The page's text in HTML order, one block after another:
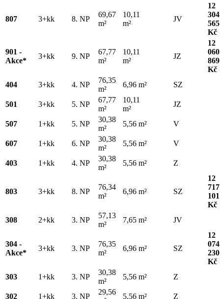
807 3+kk 8. NP
69,67
m²
10,11
m²
JV
12
304
565
Kč
901 -
Akce*
3+kk 9. NP
67,77
m²
10,11
m²
JZ
12
060
869
Kč
404
3+kk 4. NP
76,35
m²
6,96 m² SZ
501 3+kk 5. NP
67,77
m²
10,11
m²
JZ
507 1+kk 5. NP
30,38
m²
5,56 m² V
607 1+kk 6. NP
30,38
m²
5,56 m² V
403 1+kk 4. NP
30,38
m²
5,56 m² Z
803 3+kk 8. NP
76,34
m²
6,96 m² SZ
12
717
101
Kč
308
2+kk 3. NP
57,13
m²
7,65 m² JV
304 -
Akce*
3+kk 3. NP
76,35
m²
6,96 m² SZ
12
074
230
Kč
303
1+kk 3. NP
30,38
m²
5,56 m² Z
302 1+kk 3. NP
29,56
5,56 m² Z